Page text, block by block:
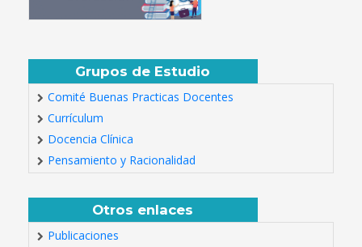
Grupos de Estudio
Comité Buenas Practicas Docentes
Currículum
Docencia Clínica
Pensamiento y Racionalidad
Otros enlaces
Publicaciones